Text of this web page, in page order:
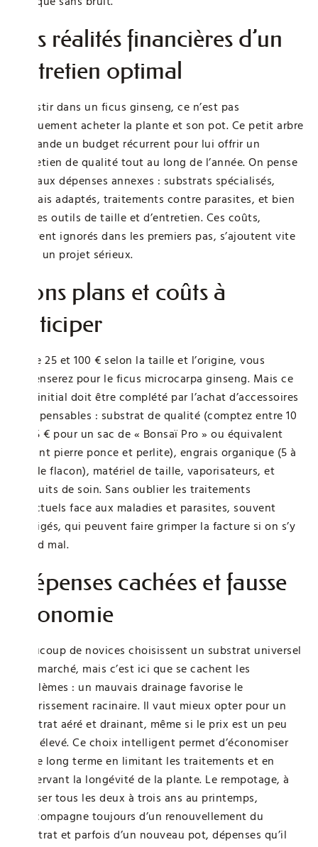
Les réalités financières d’un
entretien optimal
Investir dans un ficus ginseng, ce n’est pas
uniquement acheter la plante et son pot. Ce petit arbre
demande un budget récurrent pour lui offrir un
entretien de qualité tout au long de l’année. On pense
peu aux dépenses annexes : substrats spécialisés,
engrais adaptés, traitements contre parasites, et bien
sûr les outils de taille et d’entretien. Ces coûts,
souvent ignorés dans les premiers pas, s’ajoutent vite
dans un projet sérieux.
Bons plans et coûts à
anticiper
Entre 25 et 100 € selon la taille et l’origine, vous
dépenserez pour le ficus microcarpa ginseng. Mais ce
prix initial doit être complété par l’achat d’accessoires
indispensables : substrat de qualité (comptez entre 10
et 25 € pour un sac de « Bonsaï Pro » ou équivalent
mêlant pierre ponce et perlite), engrais organique (5 à
15 € le flacon), matériel de taille, vaporisateurs, et
produits de soin. Sans oublier les traitements
ponctuels face aux maladies et parasites, souvent
négligés, qui peuvent faire grimper la facture si on s’y
prend mal.
Dépenses cachées et fausse
économie
Beaucoup de novices choisissent un substrat universel
bon marché, mais c’est ici que se cachent les
problèmes : un mauvais drainage favorise le
pourrissement racinaire. Il vaut mieux opter pour un
substrat aéré et drainant, même si le prix est un peu
plus élevé. Ce choix intelligent permet d’économiser
sur le long terme en limitant les traitements et en
préservant la longévité de la plante. Le rempotage, à
réaliser tous les deux à trois ans au printemps,
s’accompagne toujours d’un renouvellement du
substrat et parfois d’un nouveau pot, dépenses qu’il